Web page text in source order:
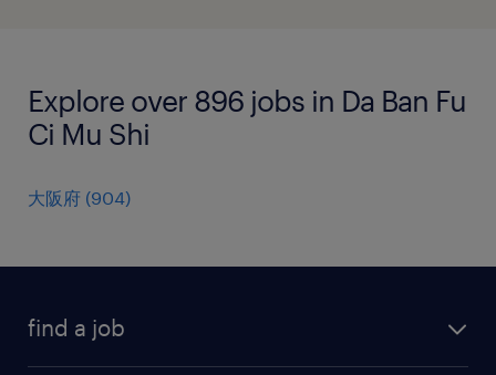
Explore over 896 jobs in Da Ban Fu
Ci Mu Shi
大阪府 (904)
find a job